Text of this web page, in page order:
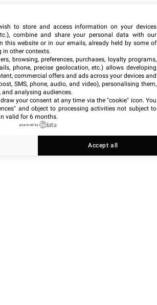
mais d’une exploitation de la
logicielles denses, comme
d’analyse des modèles.
massif,le taux de détection
del’intelligence artificielle, qui
des données.
to store and access information on your devices
combine and share your personal data with our
this website or in our emails, already held by some of
in other contexts.
browsing, preferences, purchases, loyalty programs,
phone, precise geolocation, etc.) allows developing
commercial offers and ads across your devices and
SMS, phone, audio, and video), personalising them,
analysing audiences.
your consent at any time via the "cookie" icon. You
and object to processing activities not subject to
valid for 6 months.
powered by
Accept all